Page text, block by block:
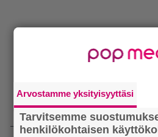
– Toisinaan metalli ei vain
Arvostamme yksityisyyttäsi
Tarvitsemme
henkilökohtaisen